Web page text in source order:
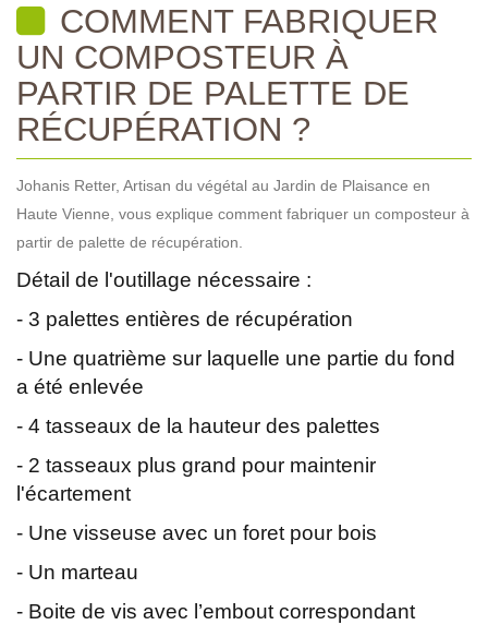
COMMENT FABRIQUER
UN COMPOSTEUR À
PARTIR DE PALETTE DE
RÉCUPÉRATION ?
Johanis Retter, Artisan du végétal au Jardin de Plaisance en
Haute Vienne, vous explique comment fabriquer un composteur à
partir de palette de récupération.
Détail de l'outillage nécessaire :
- 3 palettes entières de récupération
- Une quatrième sur laquelle une partie du fond
a été enlevée
- 4 tasseaux de la hauteur des palettes
- 2 tasseaux plus grand pour maintenir
l'écartement
- Une visseuse avec un foret pour bois
- Un marteau
- Boite de vis avec l’embout correspondant